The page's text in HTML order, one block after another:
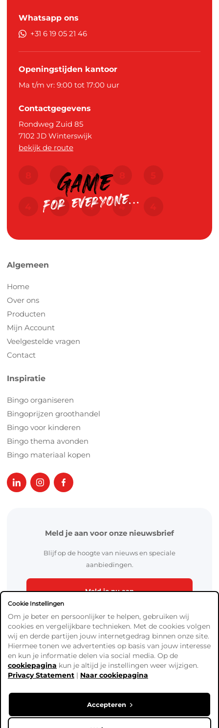
Whatsapp ons
+31 6 19 05 21 46
Openingstijden kantoor
Ma t/m vr: 9:00 tot 17:00 uur
Contactgegevens
Rondweg Zuid 85
7102 JD Winterswijk
bekijk de route
Algemeen
Home
Over ons
Producten
Mijn Account
Veelgestelde vragen
Contact
Inspiratie
Bingo organiseren
Bingoprijzen groothandel
Bingo voor kinderen
Bingo thema avonden
Bingo materiaal kopen
Meld je aan voor onze nieuwsbrief
Blijf op de hoogte van nieuws en speciale
aanbiedingen.
Meld je nu aan
Algemene Voorwaarden
Verzend- en betaalinformatie
Copyright © Ready4Bingo. Alle prijzen zijn exclusief BTW,
Cookie Instellingen
Om je beter en persoonlijker te helpen, gebruiken wij
cookies en vergelijkbare technieken. Met de cookies volgen
wij en derde partijen jouw internetgedrag binnen onze site.
Hiermee tonen we advertenties op basis van jouw interesse
en kun je informatie delen via social media. Op de
cookiepagina kun je altijd je instellingen weer wijzigen.
Privacy Statement | Naar cookiepagina
Accepteren